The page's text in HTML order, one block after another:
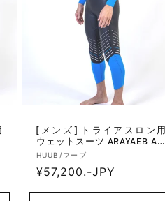
[メンズ] トライアスロン用
ウェットスーツ ARAYAEB Ara
ya - Elec Blue
販
売
HUUB/フーブ
通
¥57,200.-JPY